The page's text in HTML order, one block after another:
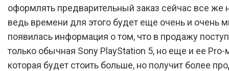
оформлять предварительный заказ сейчас все же
ведь времени для этого будет еще очень и очень
появилась информация о том, что в продажу
только обычная Sony PlayStation 5, но еще и ее Pro-
которая будет стоить больше, но получит более